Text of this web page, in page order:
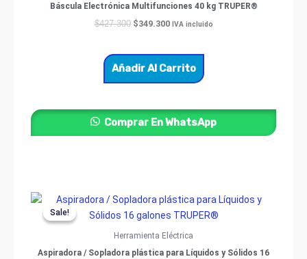
Báscula Electrónica Multifunciones 40 kg TRUPER®
$427.300 $349.300 IVA incluido
Añadir Al Carrito
Comprar En WhatsApp
Sale!
Sale!
Herramienta Eléctrica
Aspiradora / Sopladora plástica para Líquidos y Sólidos 16
Original
was:
$1.100.000.
Current
is: